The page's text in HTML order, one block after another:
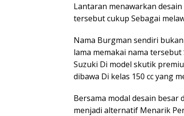
Lantaran menawarkan
tersebut cukup Sebagai
Nama Burgman sendiri
lama memakai nama
Suzuki Di model skutik
dibawa Di kelas 150 cc yang
Bersama modal desain
menjadi alternatif Menarik